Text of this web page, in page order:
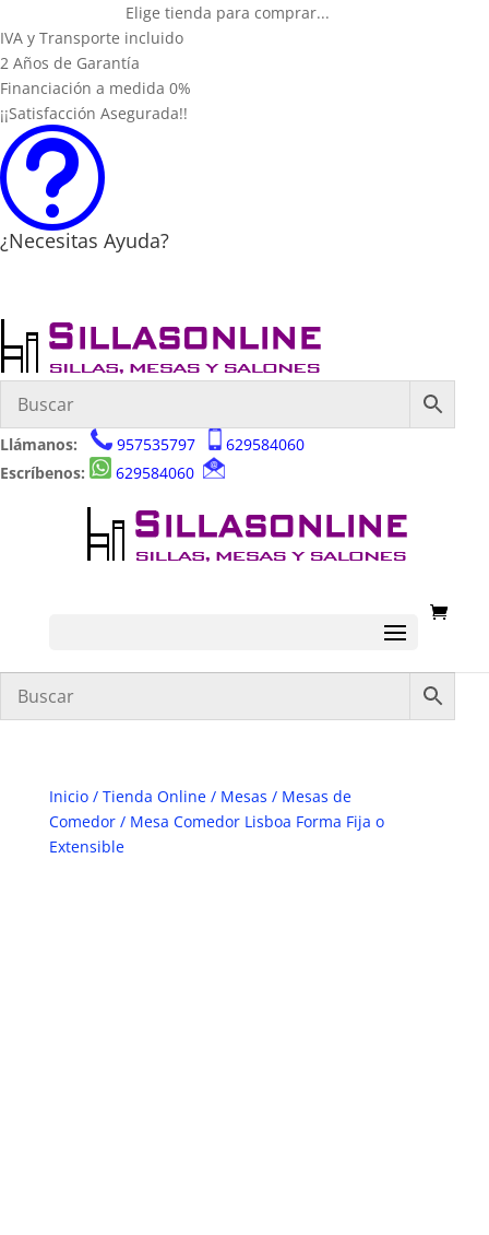
Elige tienda para comprar...
IVA y Transporte incluido
2 Años de Garantía
Financiación a medida 0%
¡¡Satisfacción Asegurada!!
t
¿Necesitas Ayuda?
Llámanos: 957535797
629584060
Escríbenos:
629584060
Inicio/ Tienda Online/ Mesas / Mesas de
Comedor/ Mesa Comedor Lisboa Forma Fija o
Extensible